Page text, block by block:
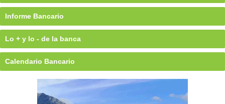
Informe Bancario
Lo + y lo - de la banca
Calendario Bancario